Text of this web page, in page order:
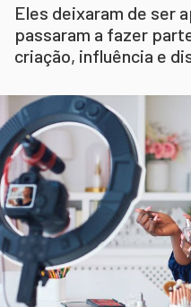
Eles deixaram de ser
passaram a fazer
criação, influência e